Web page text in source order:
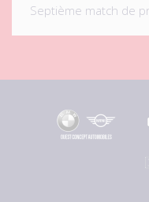
Septième match de